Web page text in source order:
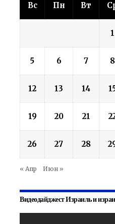
Вс Пн Вт
1
5 6 7 8
12 13 14
19 20 21
26 27 28
« Апр Июн »
Видеодайджест Израиль и